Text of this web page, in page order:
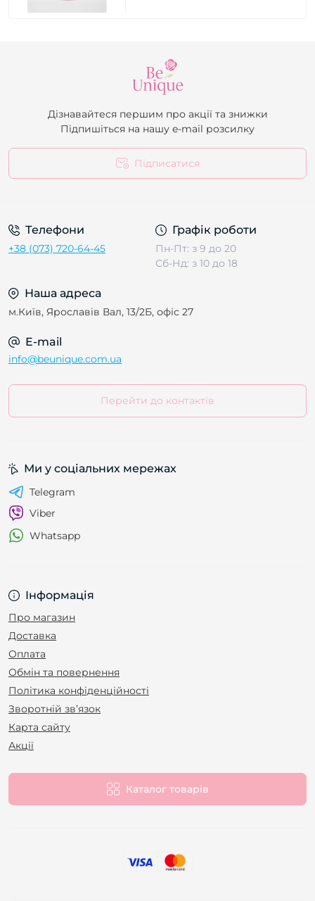
Дізнавайтеся першим про акції та знижки
Підпишіться на нашу e-mail розсилку
Підписатися
Телефони
+38 (073) 720-64-45
Графік роботи
Пн-Пт: з 9 до 20
Сб-Нд: з 10 до 18
Наша адреса
м.Київ, Ярославів Вал, 13/2Б, офіс 27
E-mail
info@beunique.com.ua
Перейти до контактів
Інформація
Про магазин
Доставка
Оплата
Обмін та повернення
Політика конфіденційності
Зворотній зв’язок
Карта сайту
Акції
Каталог товарів
Ми у соціальних мережах
Telegram
Viber
Whatsapp